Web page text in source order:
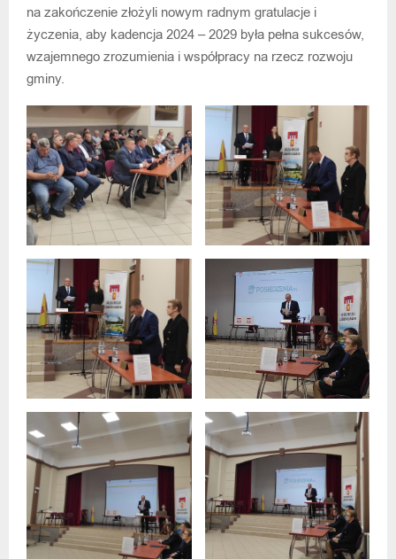
na zakończenie złożyli nowym radnym gratulacje i
życzenia, aby kadencja 2024 – 2029 była pełna sukcesów,
wzajemnego zrozumienia i współpracy na rzecz rozwoju
gminy.